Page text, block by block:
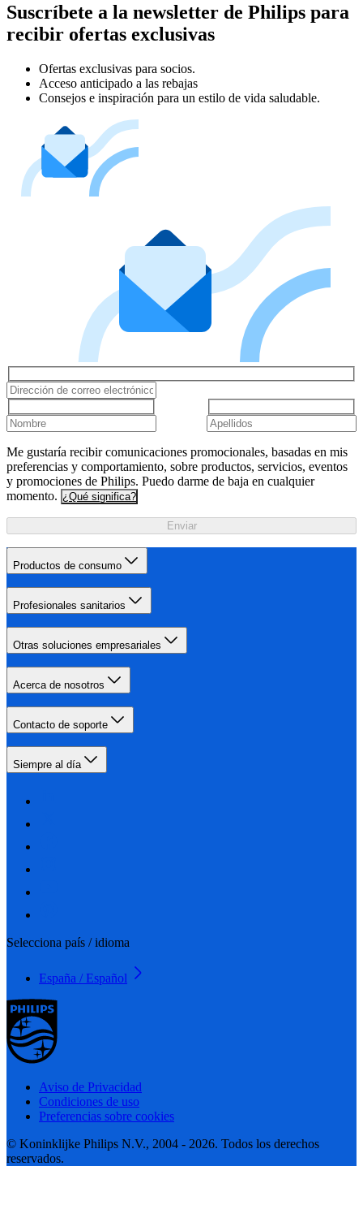
Suscríbete a la newsletter de Philips para
recibir ofertas exclusivas
Ofertas exclusivas para socios.
Acceso anticipado a las rebajas
Consejos e inspiración para un estilo de vida saludable.
Me gustaría recibir comunicaciones promocionales, basadas en mis
preferencias y comportamiento, sobre productos, servicios, eventos
y promociones de Philips. Puedo darme de baja en cualquier
momento. ¿Qué significa?
Enviar
Productos de consumo
Profesionales sanitarios
Otras soluciones empresariales
Acerca de nosotros
Contacto de soporte
Siempre al día
Selecciona país / idioma
España / Español
Aviso de Privacidad
Condiciones de uso
Preferencias sobre cookies
© Koninklijke Philips N.V., 2004 - 2026. Todos los derechos
reservados.